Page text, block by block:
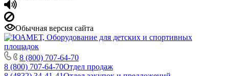
Обычная версия сайта
8 (800) 707-64-70
8 (800) 707-64-70Отдел продаж